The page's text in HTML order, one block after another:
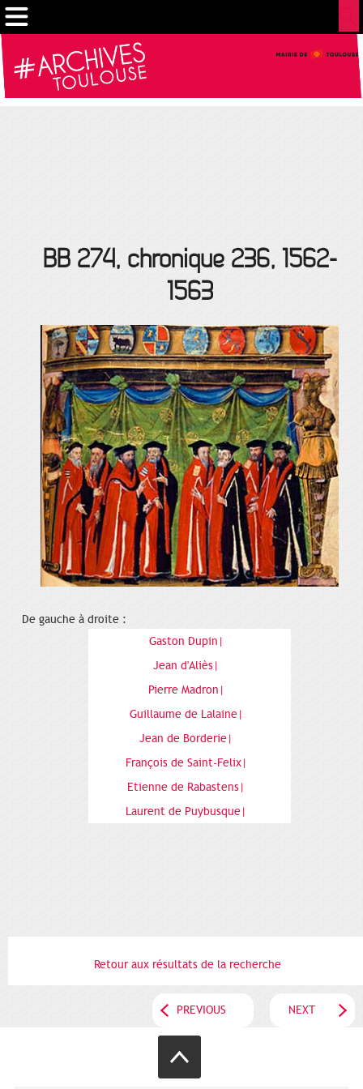
BB 274, chronique 236, 1562-
1563
De gauche à droite :
Gaston Dupin|
Jean d'Aliès|
Pierre Madron|
Guillaume de Lalaine|
Jean de Borderie|
François de Saint-Felix|
Etienne de Rabastens|
Laurent de Puybusque|
Retour aux résultats de la recherche
PREVIOUS NEXT
Cookies management panel